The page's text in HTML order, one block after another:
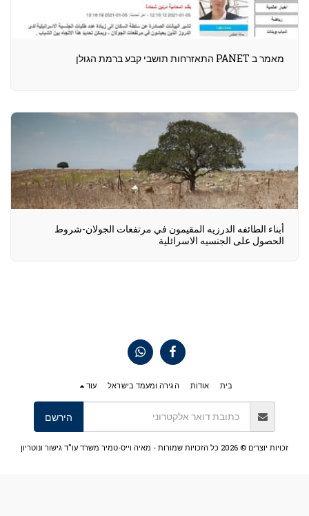
מאמר ב PANET התאזרחות תושבי קבע ברמת הגולן
أبناء الطائفه الدرزيه المقيمون في مرتفعات الجولان-شروط
الحصول على الجنسيه الاسرائلية
בית אודות הגירה ומעמד בישראל עוד
הירשם
זכויות יוצרים © 2026 כל הזכויות שמורות - מאיה וייס-טמיר משרד עו"ד גישור ונוטריון